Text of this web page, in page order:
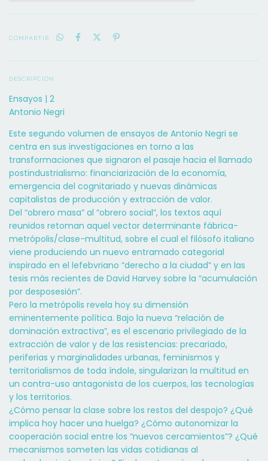
COMPARTIR
DESCRIPCIÓN
Ensayos | 2
Antonio Negri
Este segundo volumen de ensayos de Antonio Negri se
centra en sus investigaciones en torno a las
transformaciones que signaron el pasaje hacia el llamado
postindustrialismo: financiarización de la economía,
emergencia del cognitariado y nuevas dinámicas
capitalistas de producción y extracción de valor.
Del “obrero masa” al “obrero social”, los textos aquí
reunidos retoman aquel vector determinante fábrica-
metrópolis/clase-multitud, sobre el cual el filósofo italiano
viene produciendo un nuevo entramado categorial
inspirado en el lefebvriano “derecho a la ciudad” y en las
tesis más recientes de David Harvey sobre la “acumulación
por desposesión”.
Pero la metrópolis revela hoy su dimensión
eminentemente política. Bajo la nueva “relación de
dominación extractiva”, es el escenario privilegiado de la
extracción de valor y de las resistencias: precariado,
periferias y marginalidades urbanas, feminismos y
territorialismos de toda índole, singularizan la multitud en
un contra-uso antagonista de los cuerpos, las tecnologías
y los territorios.
¿Cómo pensar la clase sobre los restos del despojo? ¿Qué
implica hoy hacer una huelga? ¿Cómo autonomizar la
cooperación social entre los “nuevos cercamientos”? ¿Qué
mecanismos someten las vidas cotidianas al